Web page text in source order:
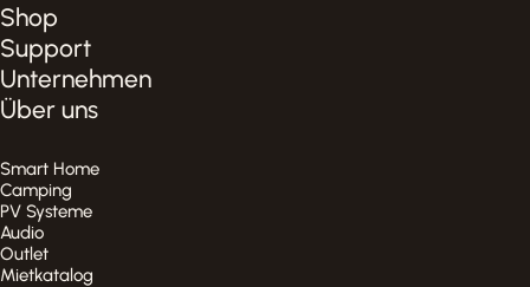
Shop
Support
Unternehmen
Über uns
Smart Home
Camping
PV Systeme
Audio
Outlet
Mietkatalog